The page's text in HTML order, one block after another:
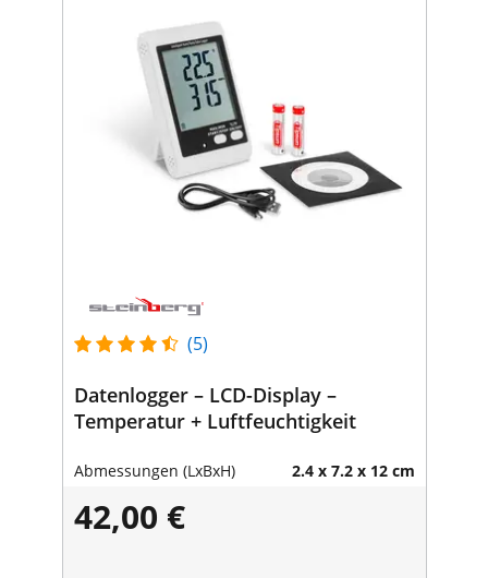
(5)
Datenlogger – LCD-Display –
Temperatur + Luftfeuchtigkeit
Abmessungen (LxBxH) 2.4 x 7.2 x 12 cm
42,00 €